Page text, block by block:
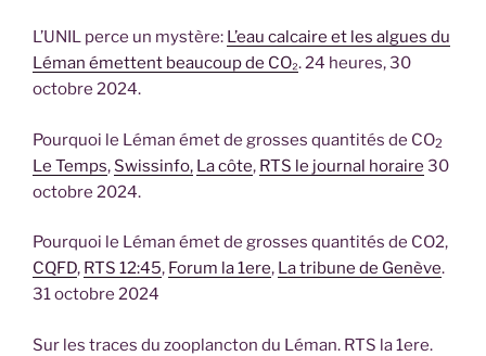
L’UNIL perce un mystère: L’eau calcaire et les algues du
Léman émettent beaucoup de CO₂. 24 heures, 30
octobre 2024.
Pourquoi le Léman émet de grosses quantités de CO2
Le Temps, Swissinfo, La côte, RTS le journal horaire 30
octobre 2024.
Pourquoi le Léman émet de grosses quantités de CO2,
CQFD, RTS 12:45, Forum la 1ere, La tribune de Genève.
31 octobre 2024
Sur les traces du zooplancton du Léman. RTS la 1ere.